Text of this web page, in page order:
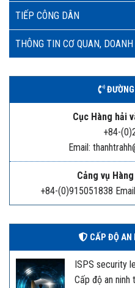
TIẾP CÔNG DÂN
THÔNG TIN CƠ QUAN,
Cục Hàng hải
+84-
Email:
Cảng vụ
+84-(0)915051838
CẤP ĐỘ AN
ISPS security
Cấp độ an ninh